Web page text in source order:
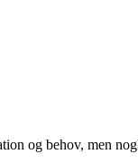
og behov, men